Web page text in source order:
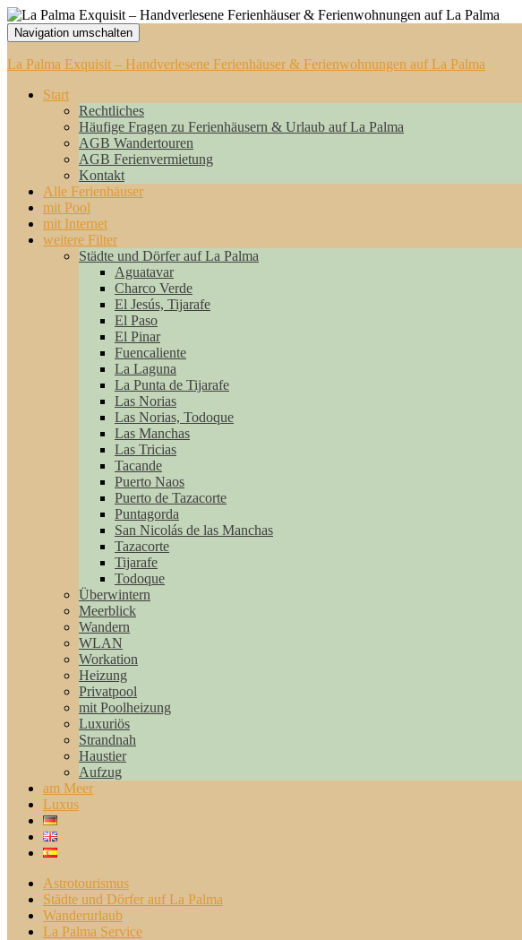
Navigation umschalten
La Palma Exquisit – Handverlesene Ferienhäuser & Ferienwohnungen auf La Palma
Start
Rechtliches
Häufige Fragen zu Ferienhäusern & Urlaub auf La Palma
AGB Wandertouren
AGB Ferienvermietung
Kontakt
Alle Ferienhäuser
mit Pool
mit Internet
weitere Filter
Städte und Dörfer auf La Palma
Aguatavar
Charco Verde
El Jesús, Tijarafe
El Paso
El Pinar
Fuencaliente
La Laguna
La Punta de Tijarafe
Las Norias
Las Norias, Todoque
Las Manchas
Las Tricias
Tacande
Puerto Naos
Puerto de Tazacorte
Puntagorda
San Nicolás de las Manchas
Tazacorte
Tijarafe
Todoque
Überwintern
Meerblick
Wandern
WLAN
Workation
Heizung
Privatpool
mit Poolheizung
Luxuriös
Strandnah
Haustier
Aufzug
am Meer
Luxus
Astrotourismus
Städte und Dörfer auf La Palma
Wanderurlaub
La Palma Service